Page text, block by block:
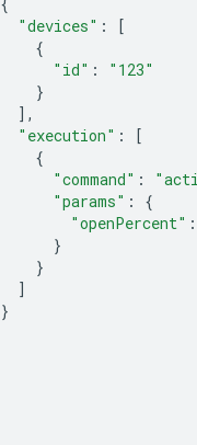
"devices" :
[
{
"id" :
"123"
}
],
"execution" :
[
{
"command" :
"params" :
{
"openPercent" :
}
}
]
}